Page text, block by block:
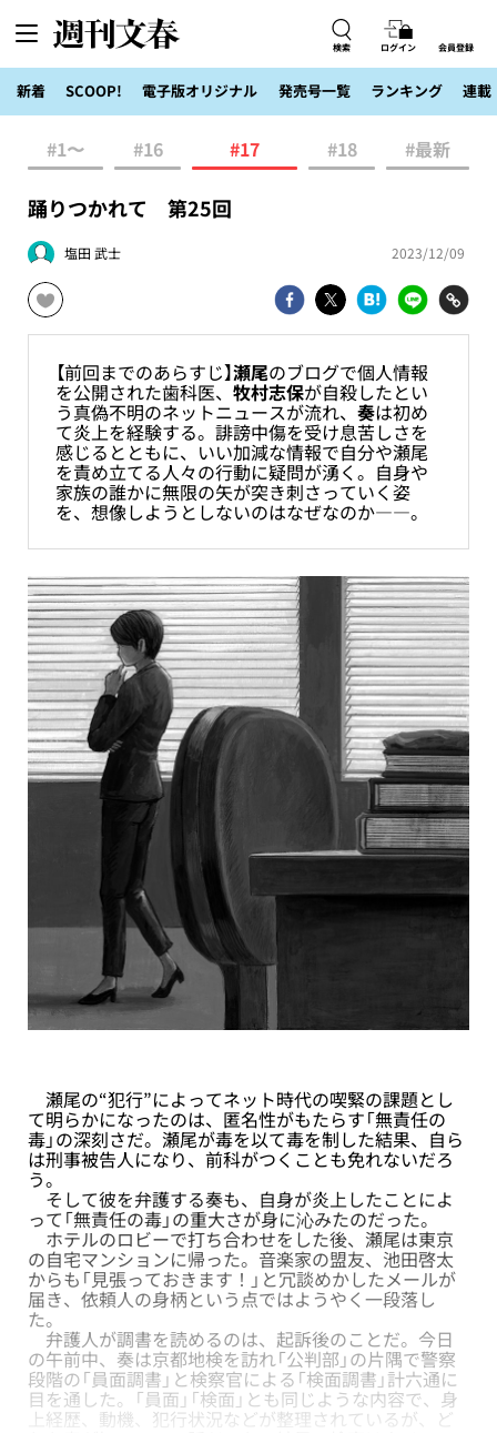
検索 ログイン 会員登録
新着 SCOOP! 電子版オリジナル 発売号一覧 ランキング 連載
#1〜 #16 #17 #18 #最新
踊りつかれて 第25回
塩田 武士 2023/12/09
【前回までのあらすじ】瀬尾のブログで個人情報
を公開された歯科医、 牧村志保が自殺したとい
う真偽不明のネットニュースが流れ、 奏は初め
て炎上を経験する。誹謗中傷を受け息苦しさを
感じるとともに、いい加減な情報で自分や瀬尾
を責め立てる人々の行動に疑問が湧く。自身や
家族の誰かに無限の矢が突き刺さっていく姿
を、想像しようとしないのはなぜなのか――。
瀬尾の“犯行”によってネット時代の喫緊の課題とし
て明らかになったのは、匿名性がもたらす「無責任の
毒」の深刻さだ。瀬尾が毒を以て毒を制した結果、自ら
は刑事被告人になり、前科がつくことも免れないだろ
う。
そして彼を弁護する奏も、自身が炎上したことによ
って「無責任の毒」の重大さが身に沁みたのだった。
ホテルのロビーで打ち合わせをした後、瀬尾は東京
の自宅マンションに帰った。音楽家の盟友、池田啓太
からも「見張っておきます！」と冗談めかしたメールが
届き、依頼人の身柄という点ではようやく一段落し
た。
弁護人が調書を読めるのは、起訴後のことだ。今日
の午前中、奏は京都地検を訪れ「公判部」の片隅で警察
段階の「員面調書」と検察官による「検面調書」計六通に
目を通した。「員面」「検面」とも同じような内容で、身
上経歴、動機、犯行状況などが整理されているが、ど